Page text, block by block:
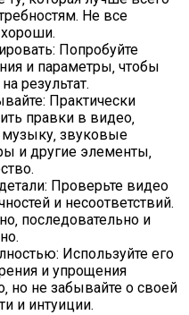
Не все
Попробуйте
и параметры‚ чтобы
результат.
Практически
правки в видео‚
звуковые
и другие элементы‚
Проверьте видео
и несоответствий.
последовательно и
Используйте его
и упрощения
но не забывайте о своей
и интуиции.